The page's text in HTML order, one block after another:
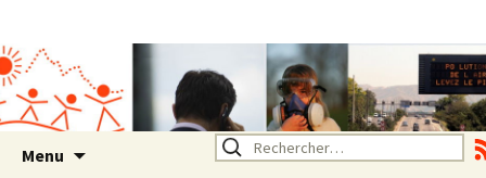
Rhône Alpes
Un environnement sain pour
la santé de tous
Menu Rechercher :